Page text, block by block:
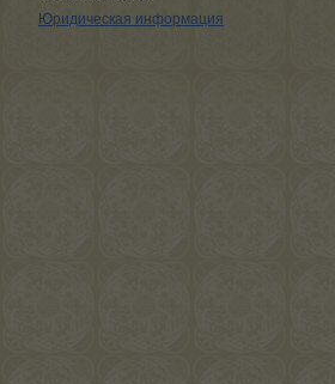
Юридическая информация